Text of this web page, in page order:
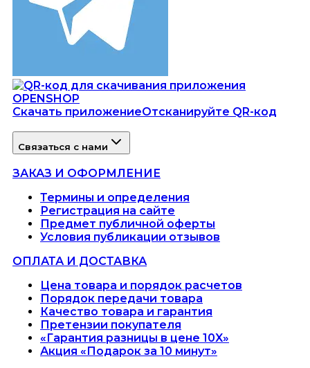
Скачать приложениеОтсканируйте QR-код
Связаться с нами
ЗАКАЗ И ОФОРМЛЕНИЕ
Термины и определения
Регистрация на сайте
Предмет публичной оферты
Условия публикации отзывов
ОПЛАТА И ДОСТАВКА
Цена товара и порядок расчетов
Порядок передачи товара
Качество товара и гарантия
Претензии покупателя
«Гарантия разницы в цене 10X»
Акция «Подарок за 10 минут»